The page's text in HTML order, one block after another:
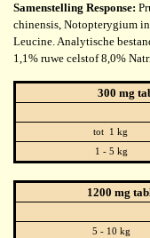
Samenstelling Response:
chinensis, Notopterygium
Leucine. Analytische
1,1% ruwe celstof 8,0%
300 mg
tot 1 kg
1 - 5 kg
1200 mg
5 - 10 kg